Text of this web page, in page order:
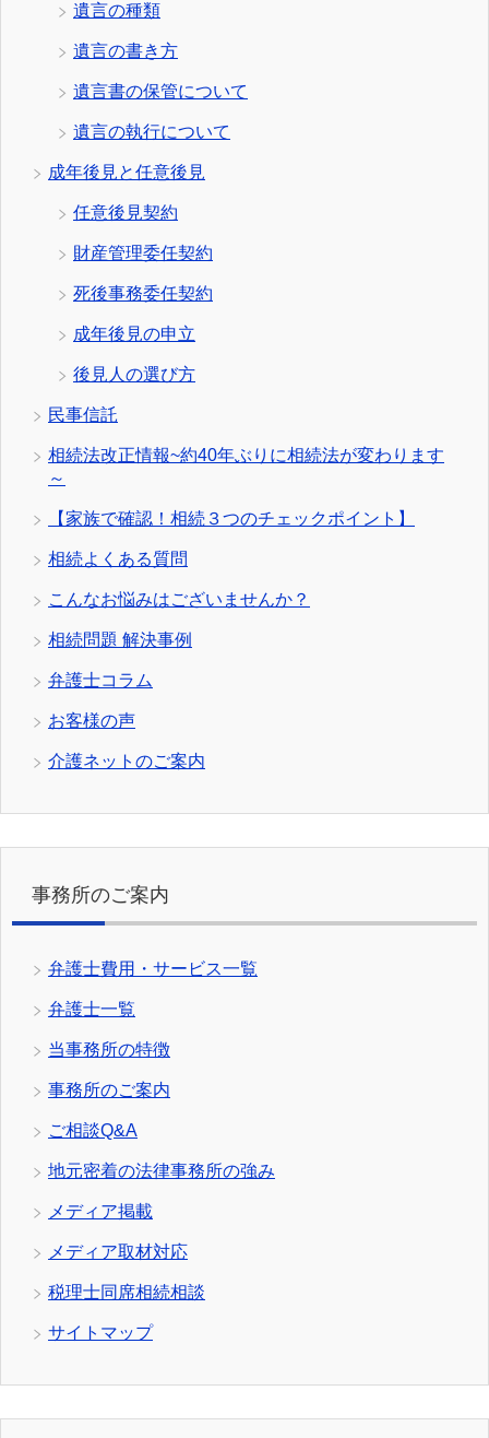
遺言の種類
遺言の書き方
遺言書の保管について
遺言の執行について
成年後見と任意後見
任意後見契約
財産管理委任契約
死後事務委任契約
成年後見の申立
後見人の選び方
民事信託
相続法改正情報~約40年ぶりに相続法が変わります
～
【家族で確認！相続３つのチェックポイント】
相続よくある質問
こんなお悩みはございませんか？
相続問題 解決事例
弁護士コラム
お客様の声
介護ネットのご案内
事務所のご案内
弁護士費用・サービス一覧
弁護士一覧
当事務所の特徴
事務所のご案内
ご相談Q&A
地元密着の法律事務所の強み
メディア掲載
メディア取材対応
税理士同席相続相談
サイトマップ